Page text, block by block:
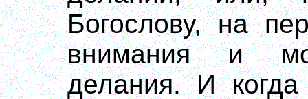
Богослову, на
внимания и
делания. И